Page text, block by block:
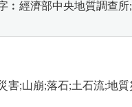
︰經濟部中央地質調查
害;山崩;落石;土石流;地